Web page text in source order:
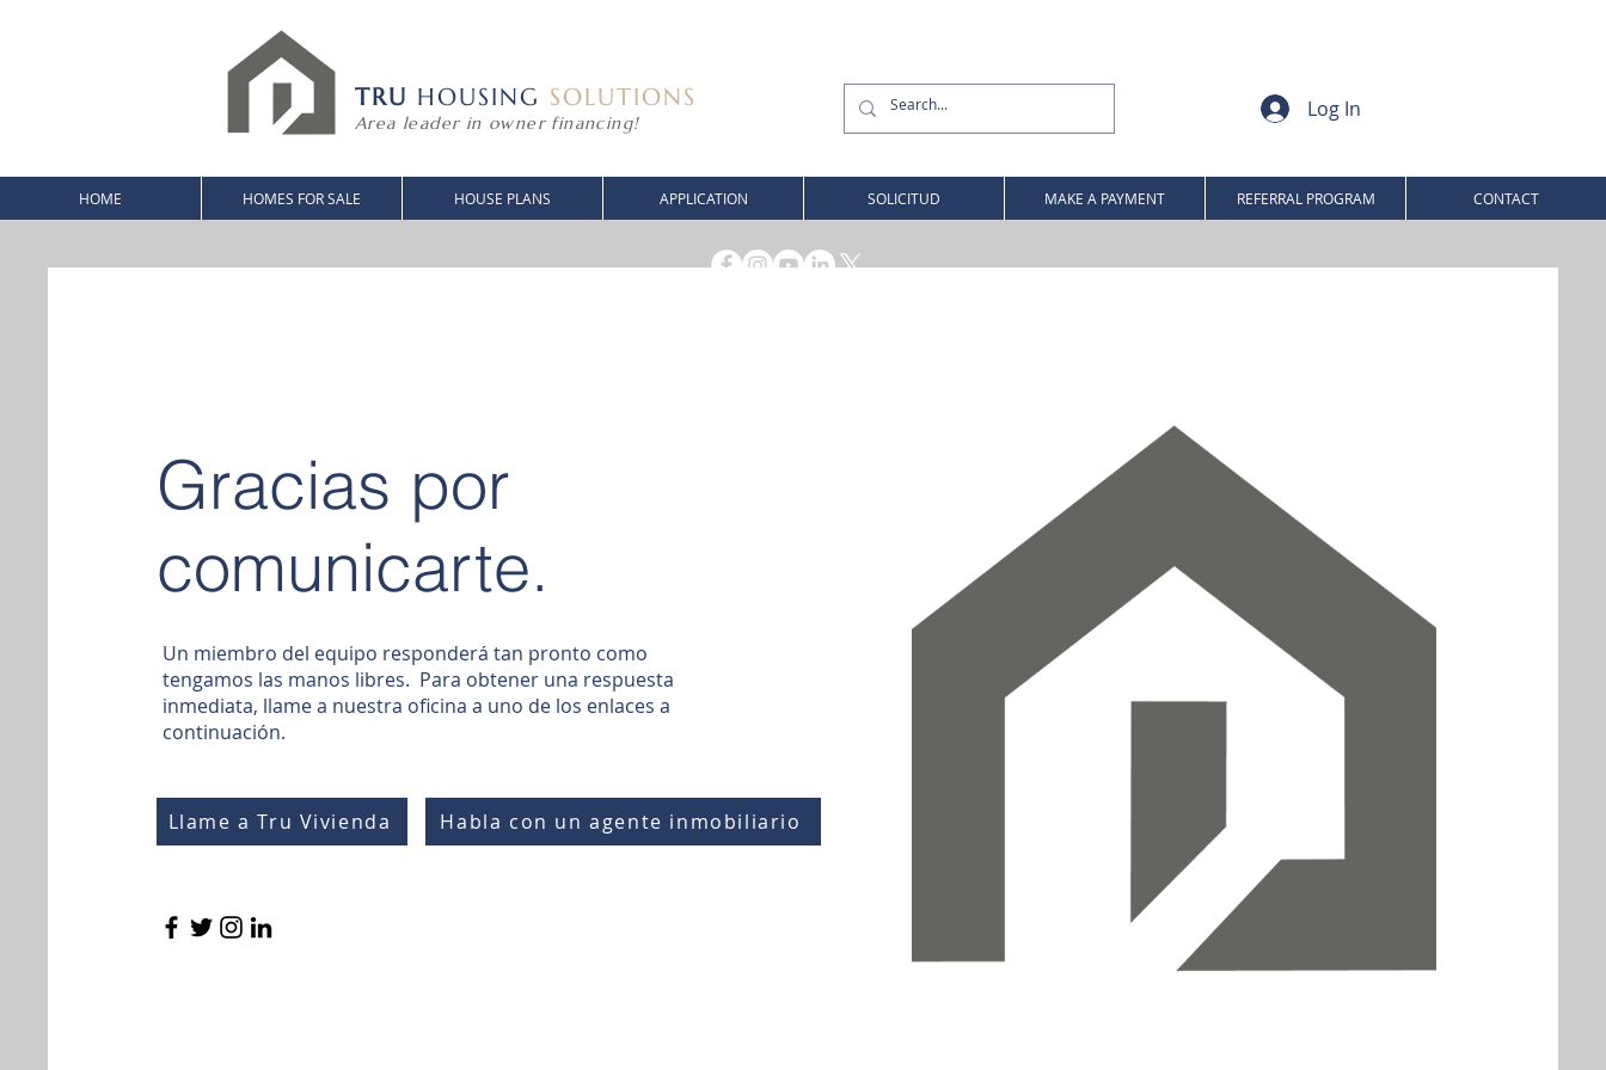
TRU HOUSING SOLUTIONS
Area leader in owner financing!
Log In
HOME HOMES FOR SALE HOUSE PLANS APPLICATION SOLICITUD MAKE A PAYMENT REFERRAL PROGRAM CONTACT
Gracias por
comunicarte.
Un miembro del equipo responderá tan pronto como
tengamos las manos libres. Para obtener una respuesta
inmediata, llame a nuestra oficina a uno de los enlaces a
continuación.
Llame a Tru Vivienda Habla con un agente inmobiliario